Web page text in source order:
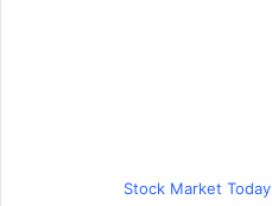
Stock Market Today